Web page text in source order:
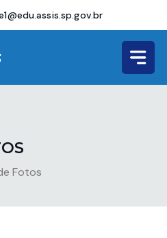
OS
Fotos